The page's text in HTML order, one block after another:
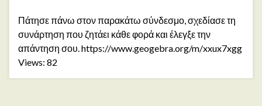
Πάτησε πάνω στον παρακάτω σύνδεσμο, σχεδίασε τη
συνάρτηση που ζητάει κάθε φορά και έλεγξε την
απάντηση σου. https://www.geogebra.org/m/xxux7xgg
Views: 82